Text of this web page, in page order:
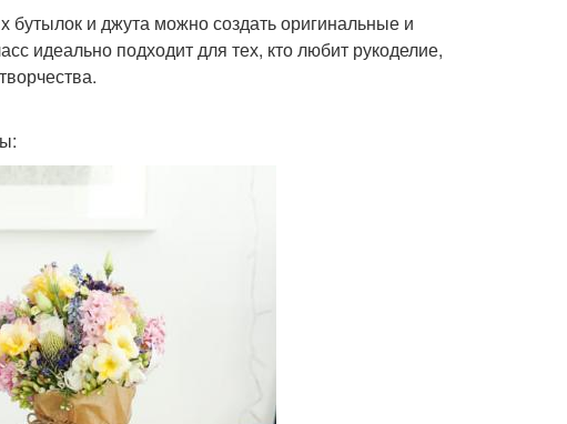
и джута можно создать оригинальные и
идеально подходит для тех, кто любит рукоделие,